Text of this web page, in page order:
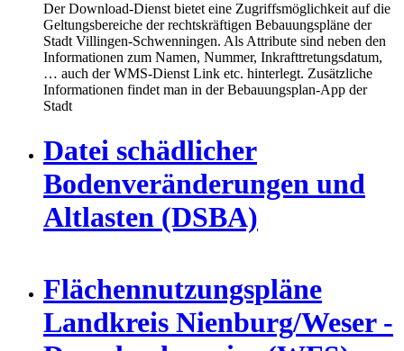
Der Download-Dienst bietet eine Zugriffsmöglichkeit auf die
Geltungsbereiche der rechtskräftigen Bebauungspläne der
Stadt Villingen-Schwenningen. Als Attribute sind neben den
Informationen zum Namen, Nummer, Inkrafttretungsdatum,
… auch der WMS-Dienst Link etc. hinterlegt. Zusätzliche
Informationen findet man in der Bebauungsplan-App der
Stadt
Datei schädlicher
Bodenveränderungen und
Altlasten (DSBA)
Flächennutzungspläne
Landkreis Nienburg/Weser -